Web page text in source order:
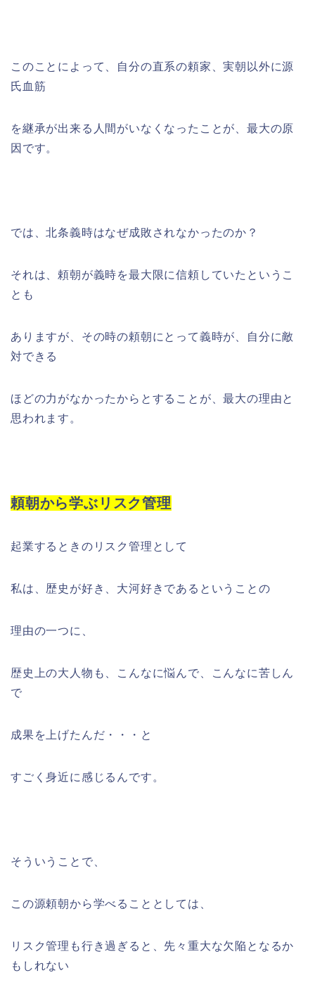
このことによって、自分の直系の頼家、実朝以外に源
氏血筋
を継承が出来る人間がいなくなったことが、最大の原
因です。
では、北条義時はなぜ成敗されなかったのか？
それは、頼朝が義時を最大限に信頼していたというこ
とも
ありますが、その時の頼朝にとって義時が、自分に敵
対できる
ほどの力がなかったからとすることが、最大の理由と
思われます。
頼朝から学ぶリスク管理
起業するときのリスク管理として
私は、歴史が好き、大河好きであるということの
理由の一つに、
歴史上の大人物も、こんなに悩んで、こんなに苦しん
で
成果を上げたんだ・・・と
すごく身近に感じるんです。
そういうことで、
この源頼朝から学べることとしては、
リスク管理も行き過ぎると、先々重大な欠陥となるか
もしれない